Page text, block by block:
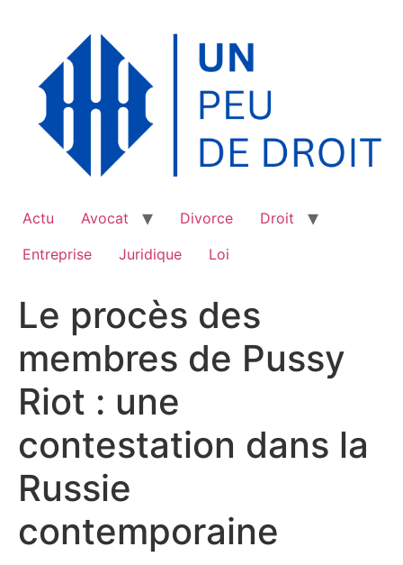
Actu Avocat Divorce
Droit
Entreprise
Juridique Loi
Le procès des
membres de Pussy
Riot : une
contestation dans la
Russie
contemporaine